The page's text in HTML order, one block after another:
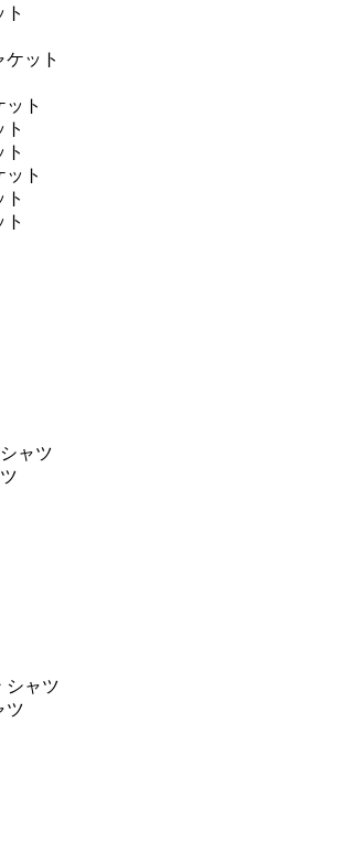
ケット
ト
ット
ャツ
シャツ
ツ